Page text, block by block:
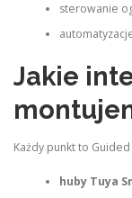
sterowanie
Jakie
Każdy punkt to Guided
huby Tuya